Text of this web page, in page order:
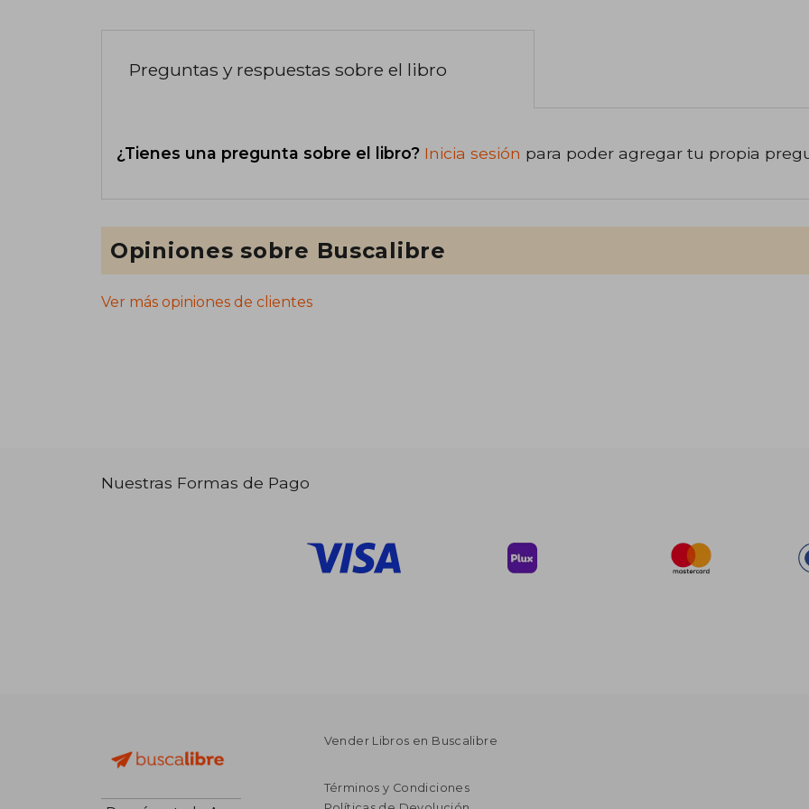
Preguntas y respuestas sobre el libro
¿Tienes una pregunta sobre el libro? Inicia sesión para poder agregar tu propia
Opiniones sobre Buscalibre
Ver más opiniones de clientes
Nuestras Formas de Pago
Vender Libros en Buscalibre
Términos y Condiciones